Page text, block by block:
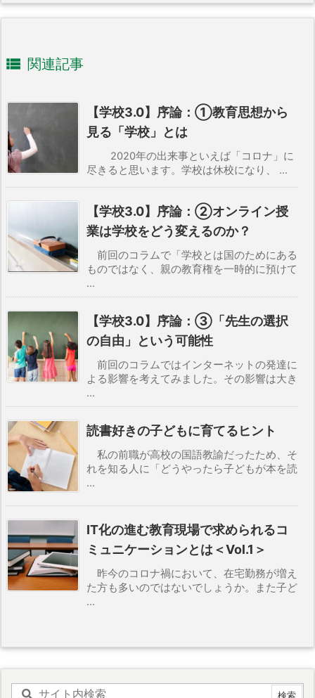
 関連記事
【学校3.0】序論：①教育思想から
見る「学校」とは
2020年の出来事といえば「コロナ」に
尽きると思います。学校は休校になり、 ...
【学校3.0】序論：②オンライン授
業は学校をどう変えるのか？
前回のコラムで「学校とは国のためにある
ものではなく、親の教育権を一時的に預けて
...
【学校3.0】序論：③「先生の選択
の自由」という可能性
前回のコラムではインターネットの発達に
よる影響を考えてみました。その影響は大き
...
読書好きの子どもに育てるヒント
私の前職が高校の国語教諭だったため、そ
れを知る人に「どうやったら子どもが本を読
...
IT化の進む教育現場で求められるコ
ミュニケーションとは＜Vol.1＞
昨今のコロナ禍において、在宅勤務が増え
た方も多いのではないでしょうか。また子ど
...